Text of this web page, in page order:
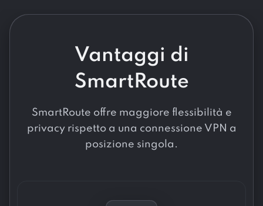
Vantaggi di
SmartRoute
SmartRoute offre maggiore flessibilità e
privacy rispetto a una connessione VPN a
posizione singola.